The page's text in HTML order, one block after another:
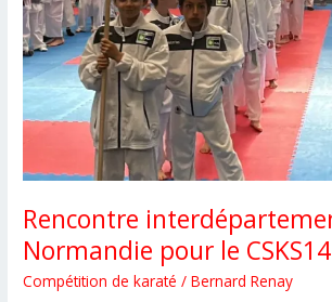
Rencontre
Normandie pour le CSKS14
Compétition de karaté /Bernard Renay